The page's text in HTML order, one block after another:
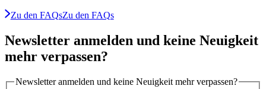
Zu den FAQsZu den FAQs
Newsletter anmelden und keine Neuigkeit
mehr verpassen?
Newsletter anmelden und keine Neuigkeit mehr verpassen?